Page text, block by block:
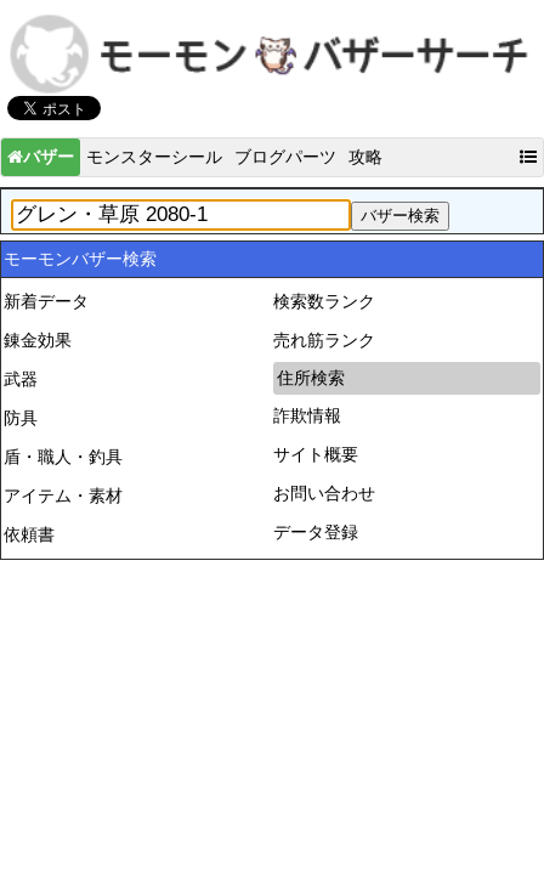
バザー モンスターシール ブログパーツ 攻略
モーモンバザー検索
新着データ
錬金効果
武器
防具
盾・職人・釣具
アイテム・素材
依頼書
検索数ランク
売れ筋ランク
住所検索
詐欺情報
サイト概要
お問い合わせ
データ登録